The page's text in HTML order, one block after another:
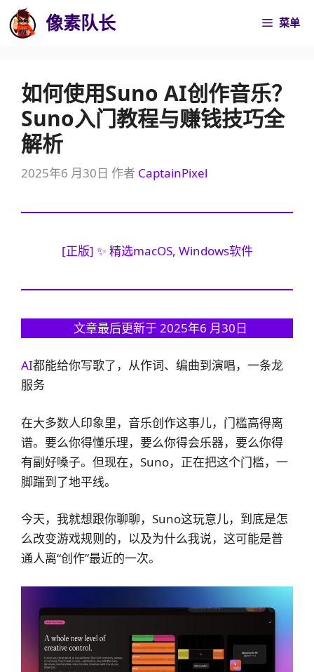
至
像素队长 菜单
如何使用Suno AI创作音乐？
Suno入门教程与赚钱技巧全
解析
2025年6 月30日 作者 CaptainPixel
[正版] ✨ 精选macOS, Windows软件
文章最后更新于 2025年6 月30日
AI都能给你写歌了，从作词、编曲到演唱，一条龙
服务
在大多数人印象里，音乐创作这事儿，门槛高得离
谱。要么你得懂乐理，要么你得会乐器，要么你得
有副好嗓子。但现在，Suno，正在把这个门槛，一
脚踹到了地平线。
今天，我就想跟你聊聊，Suno这玩意儿，到底是怎
么改变游戏规则的，以及为什么我说，这可能是普
通人离“创作”最近的一次。